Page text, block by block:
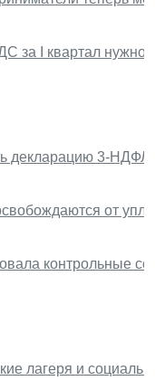
за I квартал нужно
декларацию 3-НДФЛ
от
контрольные
лагеря и